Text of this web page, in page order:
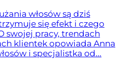
włosów są dziś
się efekt i czego
swojej pracy, trendach
klientek opowiada Anna
i specjalistka od...